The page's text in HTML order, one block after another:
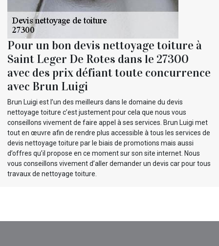
Pour un bon devis nettoyage toiture à
Saint Leger De Rotes dans le 27300
avec des prix défiant toute concurrence
avec Brun Luigi
Brun Luigi est l’un des meilleurs dans le domaine du devis
nettoyage toiture c’est justement pour cela que nous vous
conseillons vivement de faire appel à ses services. Brun Luigi met
tout en œuvre afin de rendre plus accessible à tous les services de
devis nettoyage toiture par le biais de promotions mais aussi
d’offres qu’il propose en ce moment sur son site internet. Nous
vous conseillons vivement d’aller demander un devis car pour tous
travaux de nettoyage toiture.